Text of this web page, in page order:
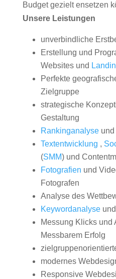
Budget gezielt ensetzen
Unsere Leistungen
unverbindliche
Erstellung und
Websites und
Perfekte
Zielgruppe
strategische
Gestaltung
Rankinganalyseund
Textentwicklung ,
(SMM) und
Fotografien und
Fotografen
Analyse des
Keywordanalyseund
Messung Klicks und
Messbarem Erfolg
modernes
Responsive